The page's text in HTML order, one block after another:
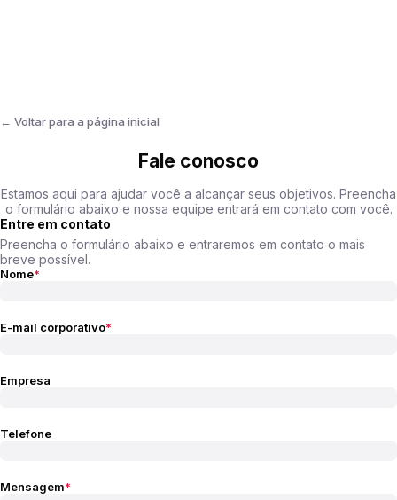
← Voltar para a página inicial
Fale conosco
Estamos aqui para ajudar você a alcançar seus objetivos. Preencha
o formulário abaixo e nossa equipe entrará em contato com você.
Entre em contato
Preencha o formulário abaixo e entraremos em contato o mais
breve possível.
Nome
E-mail corporativo
Empresa
Telefone
Mensagem